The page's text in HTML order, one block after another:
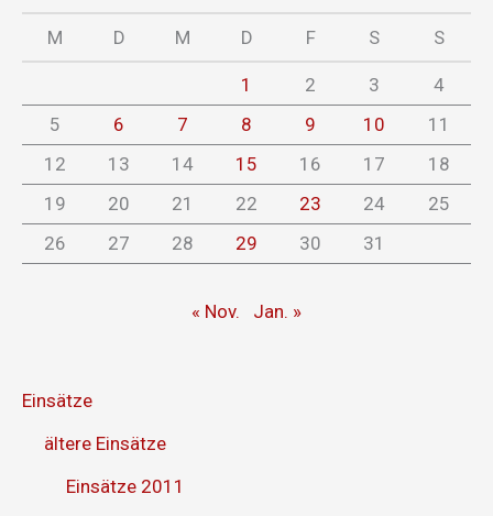
M D M D F S S
1 2 3
4
5
6 7 8 9 10
11
12
13 14 15 16 17
18
19
20 21 22 23 24
25
26
27 28 29 30 31
« Nov. Jan. »
Einsätze
ältere Einsätze
Einsätze 2011